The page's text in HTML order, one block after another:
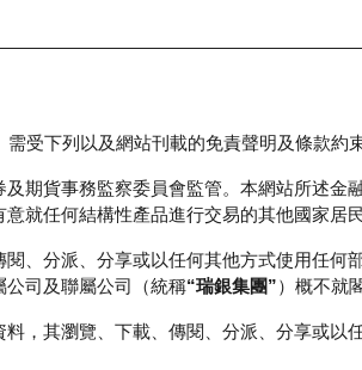
資料及市場統計 瑞銀輪證教室
需受下列以及網站刊載的免責聲明及條款約束
期貨事務監察委員會監管。本網站所述金
就任何結構性產品進行交易的其他國家居
、分派、分享或以任何其他方式使用任
公司及聯屬公司（統稱“瑞銀集團”）概不就
，其瀏覽、下載、傳閱、分派、分享或